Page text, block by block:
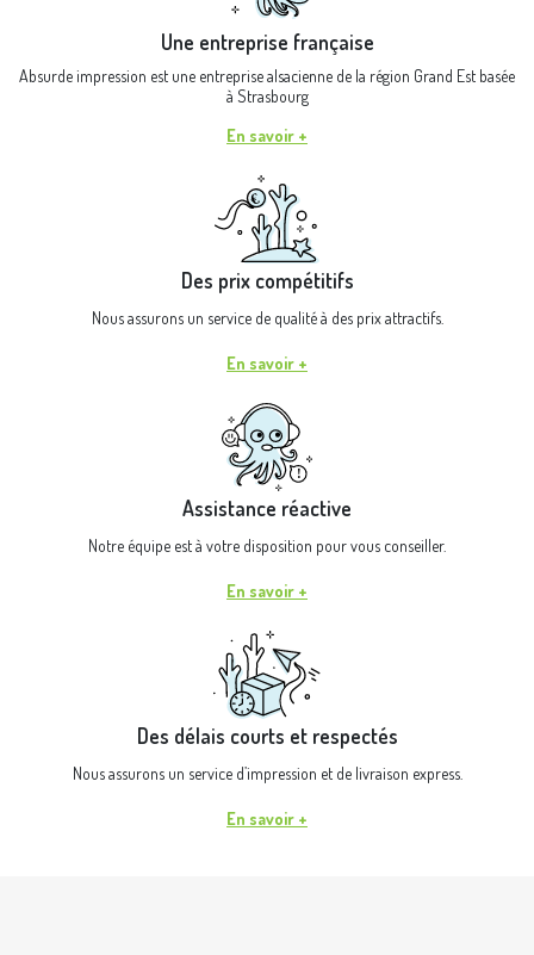
Une entreprise française
Absurde impression est une entreprise alsacienne de la région Grand Est basée
à Strasbourg
En savoir +
Des prix compétitifs
Nous assurons un service de qualité à des prix attractifs.
En savoir +
Assistance réactive
Notre équipe est à votre disposition pour vous conseiller.
En savoir +
Des délais courts et respectés
Nous assurons un service d’impression et de livraison express.
En savoir +